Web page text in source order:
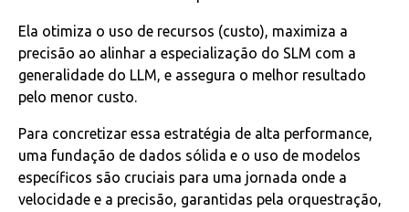
Ela otimiza o uso de recursos (custo), maximiza a
precisão ao alinhar a especialização do SLM com a
generalidade do LLM, e assegura o melhor resultado
pelo menor custo.
Para concretizar essa estratégia de alta performance,
uma fundação de dados sólida e o uso de modelos
específicos são cruciais para uma jornada onde a
velocidade e a precisão, garantidas pela orquestração,